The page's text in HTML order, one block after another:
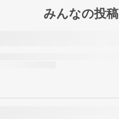
みんなの投稿